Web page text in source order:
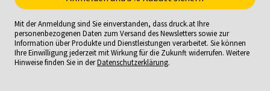
Mit der Anmeldung sind Sie einverstanden, dass druck.at Ihre
personenbezogenen Daten zum Versand des Newsletters sowie zur
Information über Produkte und Dienstleistungen verarbeitet. Sie können
Ihre Einwilligung jederzeit mit Wirkung für die Zukunft widerrufen. Weitere
Hinweise finden Sie in derDatenschutzerklärung.